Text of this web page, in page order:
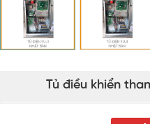
Tủ điều khiển